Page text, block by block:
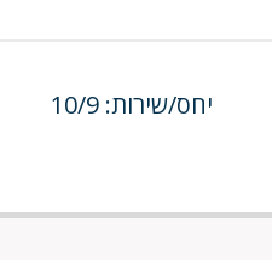
יחס/שירות: 10/9